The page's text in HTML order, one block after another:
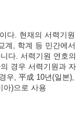
다. 현재의 서력기원
계, 학계 등 민간에서
다. 서력기원 연호의
경우 서력기원과 자
우, 平成 10년(일본),
아)으로 사용